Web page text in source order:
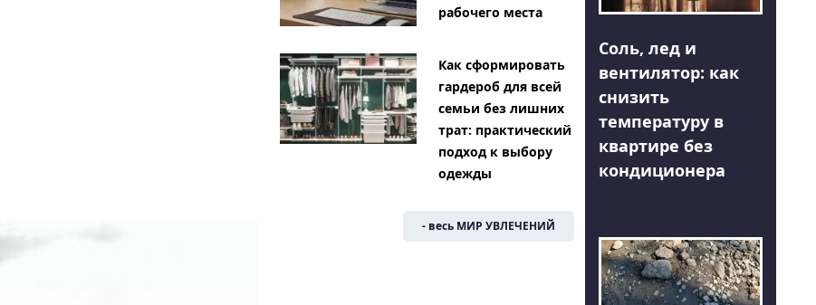
рабочего места
Как сформировать
гардероб для всей
семьи без лишних
трат: практический
подход к выбору
одежды
- весь МИР УВЛЕЧЕНИЙ
Соль, лед и
вентилятор: как
снизить
температуру в
квартире без
кондиционера